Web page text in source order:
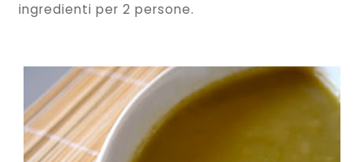
ingredienti per 2 persone.